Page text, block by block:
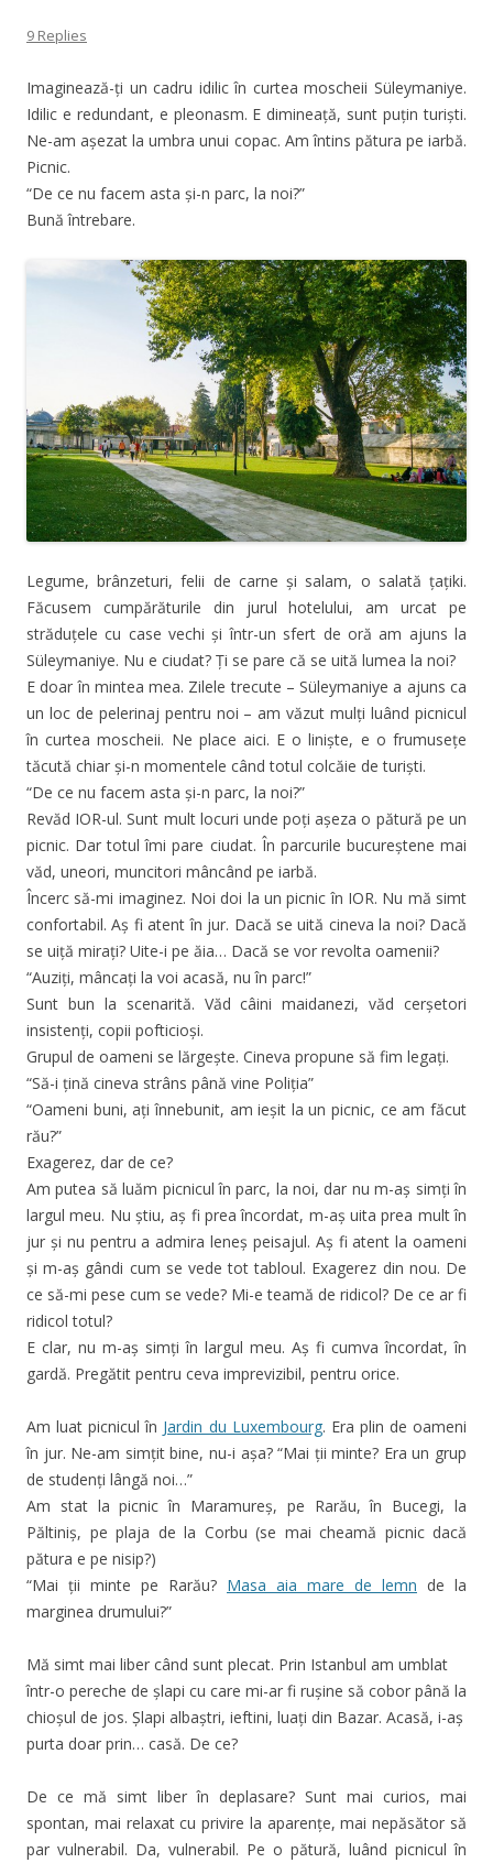
9 Replies
Imaginează-ți un cadru idilic în curtea moscheii Süleymaniye.
Idilic e redundant, e pleonasm. E dimineață, sunt puțin turiști.
Ne-am așezat la umbra unui copac. Am întins pătura pe iarbă.
Picnic.
“De ce nu facem asta și-n parc, la noi?”
Bună întrebare.
Legume, brânzeturi, felii de carne și salam, o salată țațiki.
Făcusem cumpărăturile din jurul hotelului, am urcat pe
străduțele cu case vechi și într-un sfert de oră am ajuns la
Süleymaniye. Nu e ciudat? Ți se pare că se uită lumea la noi?
E doar în mintea mea. Zilele trecute – Süleymaniye a ajuns ca
un loc de pelerinaj pentru noi – am văzut mulți luând picnicul
în curtea moscheii. Ne place aici. E o liniște, e o frumusețe
tăcută chiar și-n momentele când totul colcăie de turiști.
“De ce nu facem asta și-n parc, la noi?”
Revăd IOR-ul. Sunt mult locuri unde poți așeza o pătură pe un
picnic. Dar totul îmi pare ciudat. În parcurile bucureștene mai
văd, uneori, muncitori mâncând pe iarbă.
Încerc să-mi imaginez. Noi doi la un picnic în IOR. Nu mă simt
confortabil. Aș fi atent în jur. Dacă se uită cineva la noi? Dacă
se uiță mirați? Uite-i pe ăia… Dacă se vor revolta oamenii?
“Auziți, mâncați la voi acasă, nu în parc!”
Sunt bun la scenarită. Văd câini maidanezi, văd cerșetori
insistenți, copii pofticioși.
Grupul de oameni se lărgește. Cineva propune să fim legați.
“Să-i țină cineva strâns până vine Poliția”
“Oameni buni, ați înnebunit, am ieșit la un picnic, ce am făcut
rău?”
Exagerez, dar de ce?
Am putea să luăm picnicul în parc, la noi, dar nu m-aș simți în
largul meu. Nu știu, aș fi prea încordat, m-aș uita prea mult în
jur și nu pentru a admira leneș peisajul. Aș fi atent la oameni
și m-aș gândi cum se vede tot tabloul. Exagerez din nou. De
ce să-mi pese cum se vede? Mi-e teamă de ridicol? De ce ar fi
ridicol totul?
E clar, nu m-aș simți în largul meu. Aș fi cumva încordat, în
gardă. Pregătit pentru ceva imprevizibil, pentru orice.
Am luat picnicul în Jardin du Luxembourg. Era plin de oameni
în jur. Ne-am simțit bine, nu-i așa? “Mai ții minte? Era un grup
de studenți lângă noi…”
Am stat la picnic în Maramureș, pe Rarău, în Bucegi, la
Păltiniș, pe plaja de la Corbu (se mai cheamă picnic dacă
pătura e pe nisip?)
“Mai ții minte pe Rarău? Masa aia mare de lemn de la
marginea drumului?”
Mă simt mai liber când sunt plecat. Prin Istanbul am umblat
într-o pereche de șlapi cu care mi-ar fi rușine să cobor până la
chioșul de jos. Șlapi albaștri, ieftini, luați din Bazar. Acasă, i-aș
purta doar prin… casă. De ce?
De ce mă simt liber în deplasare? Sunt mai curios, mai
spontan, mai relaxat cu privire la aparențe, mai nepăsător să
par vulnerabil. Da, vulnerabil. Pe o pătură, luând picnicul în